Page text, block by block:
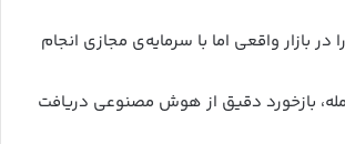
در بازار واقعی اما با سرمایه‌ی مجازی انجام
بازخورد دقیق از هوش مصنوعی دریافت